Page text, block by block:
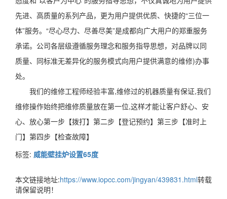
先进、高质量的系列产品，更为用户提供优质、快捷的“三位一
体”服务。“尽心尽力、尽善尽美”是成都向广大用户的郑重服务
承诺。公司各层级遵循服务理念和服务指导思想，对品牌以同
质量、同标准无差异化的服务模式向用户提供满意的维修)办事
处。
我们的维修工程师经验丰富,维修过的机器质量有保证,我们
维修操作始终把维修质量放在第一位,这样才能让客户舒心、安
心、放心第一步【拨打】第二步【登记预约】第三步【准时上
门】第四步【检查故障】
标签: 威能壁挂炉设置65度
本文链接地址:https://www.iopcc.com/jingyan/439831.html转载
请保留说明！